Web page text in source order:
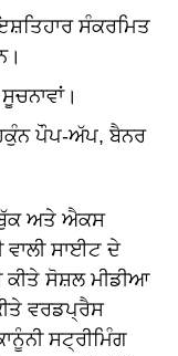
ਸੰਕਰਮਿਤ
ਪੌਪ-ਅੱਪ, ਬੈਨਰ
ਅਤੇ ਐਕਸ
ਵਾਲੀ ਸਾਈਟ ਦੇ
ਕੀਤੇ ਸੋਸ਼ਲ ਮੀਡੀਆ
ਵਰਡਪ੍ਰੈਸ
ਸਟ੍ਰੀਮਿੰਗ